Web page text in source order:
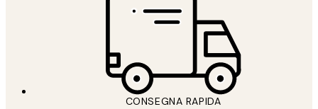
CONSEGNA RAPIDA